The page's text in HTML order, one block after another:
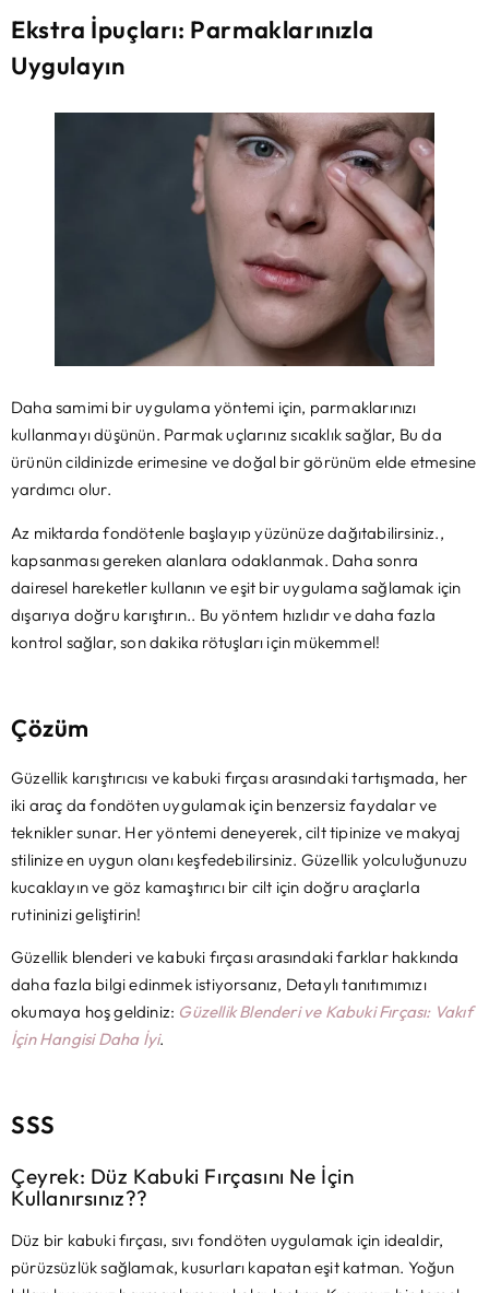
Ekstra İpuçları: Parmaklarınızla
Uygulayın
Daha samimi bir uygulama yöntemi için, parmaklarınızı
kullanmayı düşünün. Parmak uçlarınız sıcaklık sağlar, Bu da
ürünün cildinizde erimesine ve doğal bir görünüm elde etmesine
yardımcı olur.
Az miktarda fondötenle başlayıp yüzünüze dağıtabilirsiniz.,
kapsanması gereken alanlara odaklanmak. Daha sonra
dairesel hareketler kullanın ve eşit bir uygulama sağlamak için
dışarıya doğru karıştırın.. Bu yöntem hızlıdır ve daha fazla
kontrol sağlar, son dakika rötuşları için mükemmel!
Çözüm
Güzellik karıştırıcısı ve kabuki fırçası arasındaki tartışmada, her
iki araç da fondöten uygulamak için benzersiz faydalar ve
teknikler sunar. Her yöntemi deneyerek, cilt tipinize ve makyaj
stilinize en uygun olanı keşfedebilirsiniz. Güzellik yolculuğunuzu
kucaklayın ve göz kamaştırıcı bir cilt için doğru araçlarla
rutininizi geliştirin!
Güzellik blenderi ve kabuki fırçası arasındaki farklar hakkında
daha fazla bilgi edinmek istiyorsanız, Detaylı tanıtımımızı
okumaya hoş geldiniz: Güzellik Blenderi ve Kabuki Fırçası: Vakıf
İçin Hangisi Daha İyi.
SSS
Çeyrek: Düz Kabuki Fırçasını Ne İçin
Kullanırsınız??
Düz bir kabuki fırçası, sıvı fondöten uygulamak için idealdir,
pürüzsüzlük sağlamak, kusurları kapatan eşit katman. Yoğun